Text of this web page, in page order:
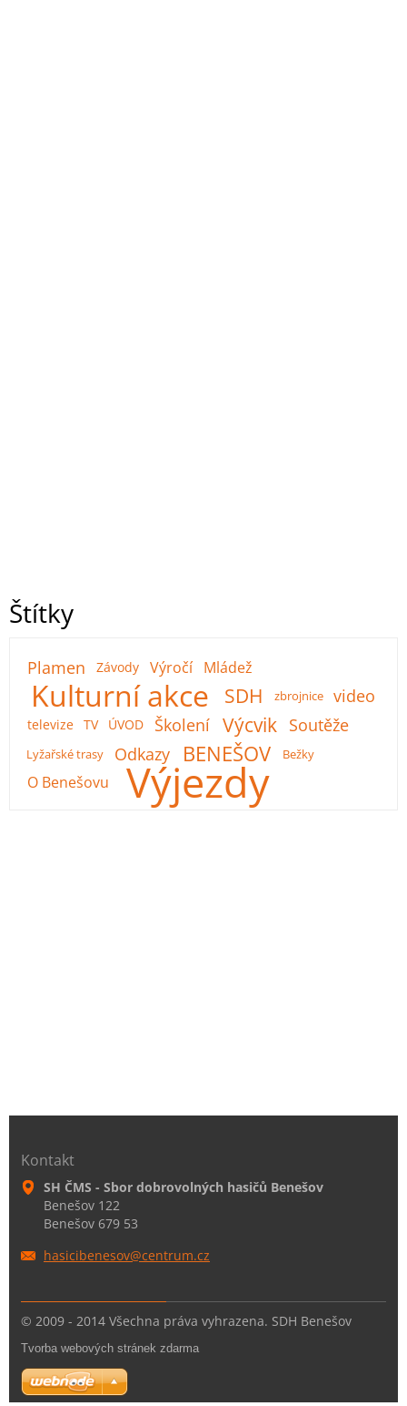
Štítky
Plamen Závody Výročí Mládež
Kulturní akce SDH zbrojnice video
televize TV ÚVOD Školení Výcvik Soutěže
Lyžařské trasy Odkazy BENEŠOV Bežky
O Benešovu Výjezdy
Kontakt
SH ČMS - Sbor dobrovolných hasičů Benešov
Benešov 122
Benešov 679 53
hasicibenesov@centrum.cz
© 2009 - 2014 Všechna práva vyhrazena. SDH Benešov
Tvorba webových stránek zdarma